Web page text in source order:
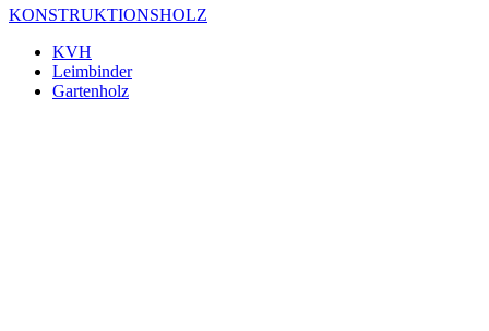
KONSTRUKTIONSHOLZ
KVH
Leimbinder
Gartenholz